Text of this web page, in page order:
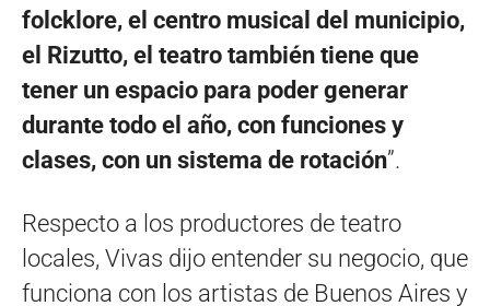
folcklore, el centro musical del municipio,
el Rizutto, el teatro también tiene que
tener un espacio para poder generar
durante todo el año, con funciones y
clases, con un sistema de rotación”.
Respecto a los productores de teatro
locales, Vivas dijo entender su negocio, que
funciona con los artistas de Buenos Aires y